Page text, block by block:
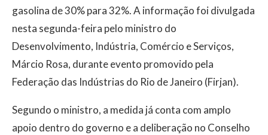
gasolina de 30% para 32%. A informação foi divulgada
nesta segunda-feira pelo ministro do
Desenvolvimento, Indústria, Comércio e Serviços,
Márcio Rosa, durante evento promovido pela
Federação das Indústrias do Rio de Janeiro (Firjan).
Segundo o ministro, a medida já conta com amplo
apoio dentro do governo e a deliberação no Conselho